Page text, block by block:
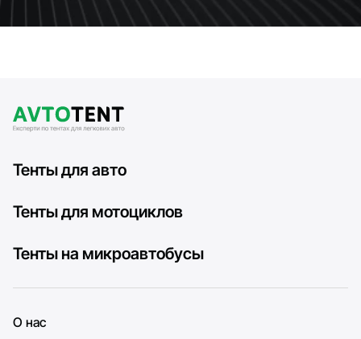
Тенты для авто
Тенты для мотоциклов
Тенты на микроавтобусы
О нас